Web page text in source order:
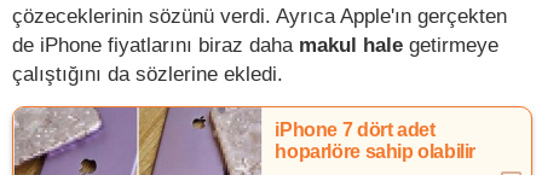
çözeceklerinin sözünü verdi. Ayrıca Apple'ın gerçekten
de iPhone fiyatlarını biraz daha makul hale getirmeye
çalıştığını da sözlerine ekledi.
iPhone 7 dört adet
hoparlöre sahip olabilir